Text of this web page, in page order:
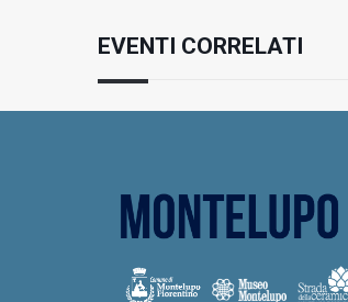
EVENTI CORRELATI